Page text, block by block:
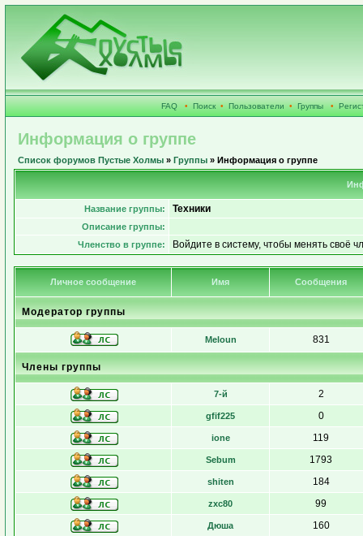
FAQ • Поиск • Пользователи • Группы •
Информация о группе
Список форумов Пустые Холмы » Группы » Информация о группе
Название группы: Техники
Описание группы:
Членство в группе:
Войдите в систему, чтобы менять своё
Личное сообщение Имя Сообщения
Модератор группы
Meloun 831
Члены группы
7-й 2
gfif225 0
ione 119
Sebum 1793
shiten 184
zxc80 99
Дюша 160